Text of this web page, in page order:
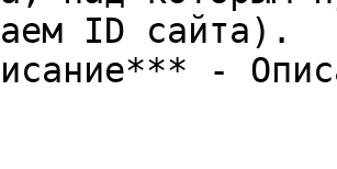
ID сайта).